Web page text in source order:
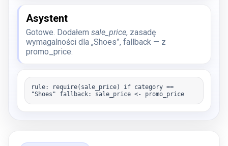
Asystent
Gotowe. Dodałem sale_price, zasadę
wymagalności dla „Shoes”, fallback — z
promo_price.
rule: require(sale_price) if category ==
"Shoes" fallback: sale_price <- promo_price